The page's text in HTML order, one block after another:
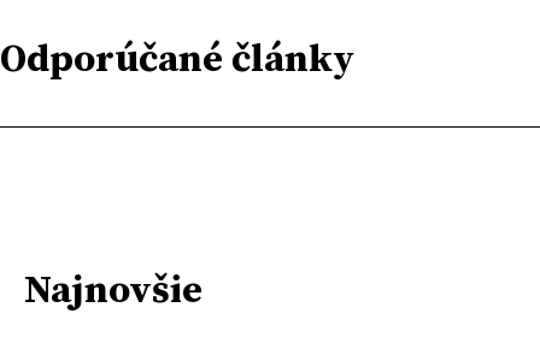
Odporúčané články
Najnovšie